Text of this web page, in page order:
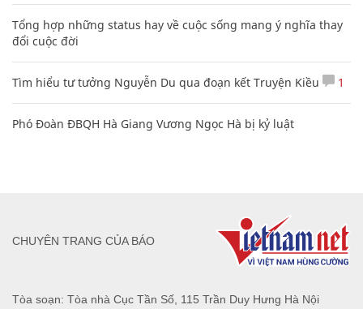
Tổng hợp những status hay về cuộc sống mang ý nghĩa thay
đổi cuộc đời
Tìm hiểu tư tưởng Nguyễn Du qua đoạn kết Truyện Kiều 1
Phó Đoàn ĐBQH Hà Giang Vương Ngọc Hà bị kỷ luật
Tòa soạn: Tòa nhà Cục Tần Số, 115 Trần Duy Hưng Hà Nội
CHUYÊN TRANG CỦA BÁO